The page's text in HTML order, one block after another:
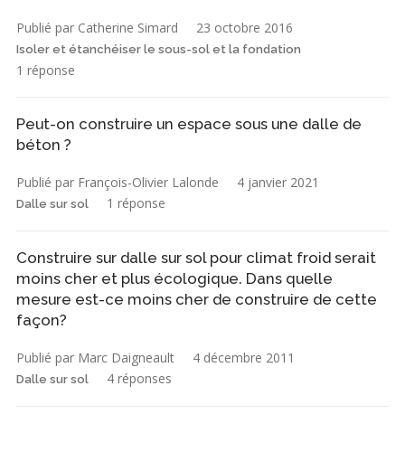
Publié par Catherine Simard 23 octobre 2016
Isoler et étanchéiser le sous-sol et la fondation
1 réponse
Peut-on construire un espace sous une dalle de
béton ?
Publié par François-Olivier Lalonde 4 janvier 2021
Dalle sur sol 1 réponse
Construire sur dalle sur sol pour climat froid serait
moins cher et plus écologique. Dans quelle
mesure est-ce moins cher de construire de cette
façon?
Publié par Marc Daigneault 4 décembre 2011
Dalle sur sol 4 réponses